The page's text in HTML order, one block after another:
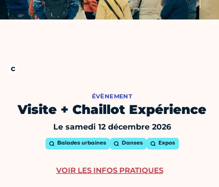
ÉVÈNEMENT
Visite + Chaillot Expérience
Le samedi 12 décembre 2026
Balades urbaines Danses Expos
VOIR LES INFOS PRATIQUES